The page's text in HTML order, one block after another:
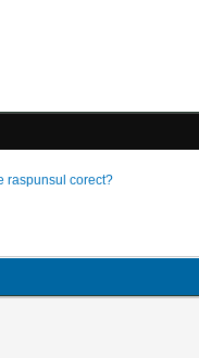
raspunsul corect?